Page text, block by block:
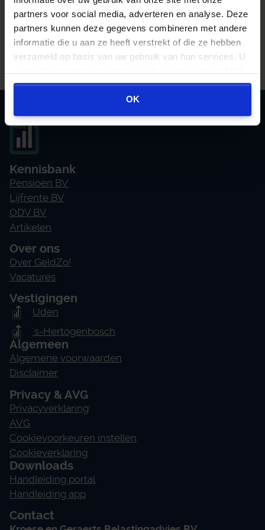
partners voor social media, adverteren en analyse. Deze
partners kunnen deze gegevens combineren met andere
informatie die u aan ze heeft verstrekt of die ze hebben
verzameld op basis van uw gebruik van hun services. U
gebruiken.
OK
Overstapvoordeel berekenen
Kennisbank
Pensioen BV
Lijfrente BV
ODV BV
Artikelen
Over ons
Over GeldZo!
Vacatures
Vestigingen
Uden
's-Hertogenbosch
Algemeen
Algemene voorwaarden
Disclaimer
Privacy & AVG
Privacyverklaring
AVG
Cookievoorkeuren instellen
Cookieverklaring
Downloads
Handleiding portal
Handleiding app
Contact